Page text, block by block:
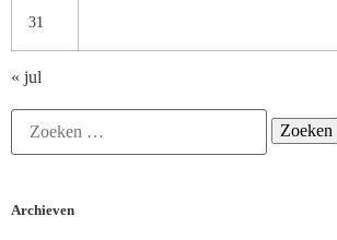
31
« jul
Archieven